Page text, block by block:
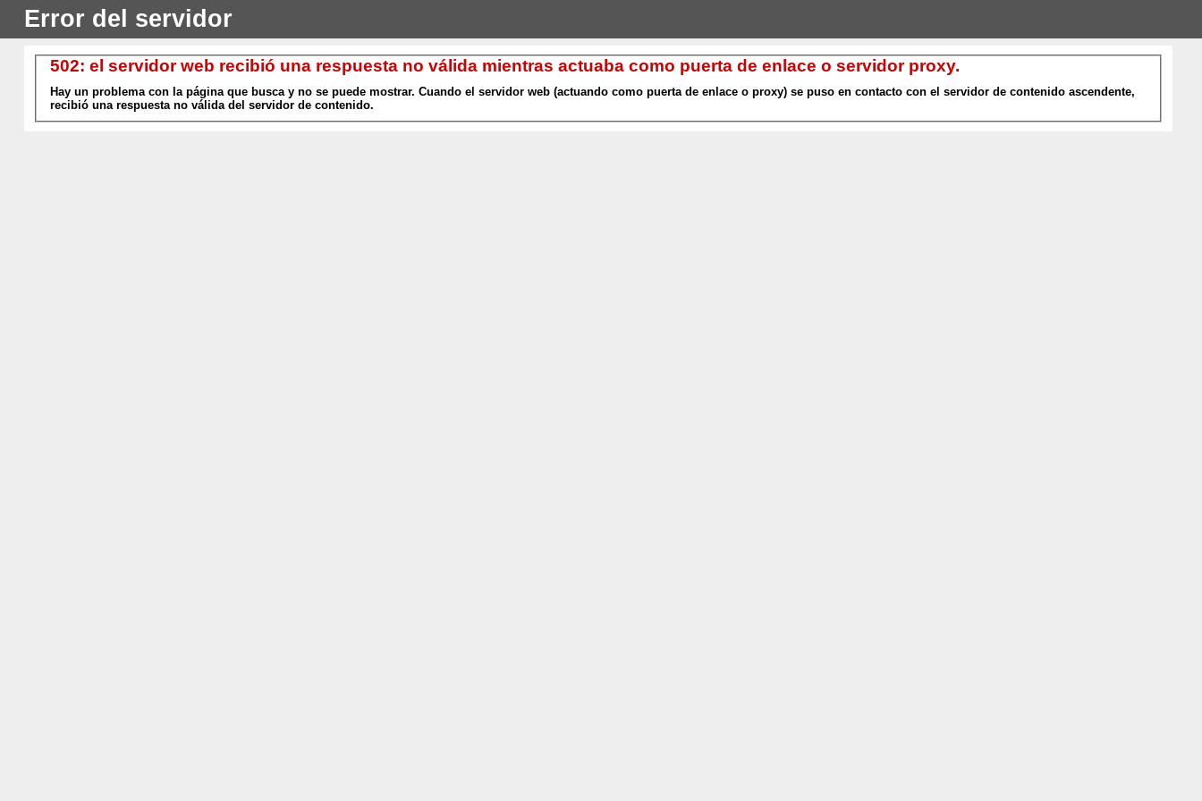
Error del servidor
502: el servidor web recibió una respuesta no válida mientras actuaba como puerta de enlace o servidor proxy.
Hay un problema con la página que busca y no se puede mostrar. Cuando el servidor web (actuando como puerta de enlace o proxy) se puso en contacto con el servidor de contenido ascendente,
recibió una respuesta no válida del servidor de contenido.